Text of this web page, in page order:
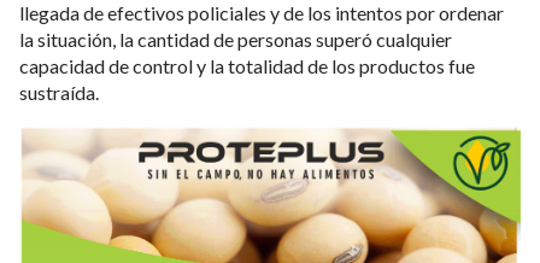
llegada de efectivos policiales y de los intentos por ordenar
la situación, la cantidad de personas superó cualquier
capacidad de control y la totalidad de los productos fue
sustraída.